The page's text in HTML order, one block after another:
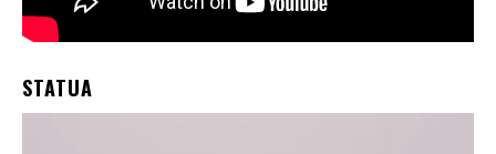
STATUA